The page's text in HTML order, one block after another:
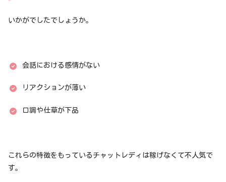
いかがでしたでしょうか。
会話における感情がない
リアクションが薄い
口調や仕草が下品
これらの特徴をもっているチャットレディは稼げなくて不人気で
す。